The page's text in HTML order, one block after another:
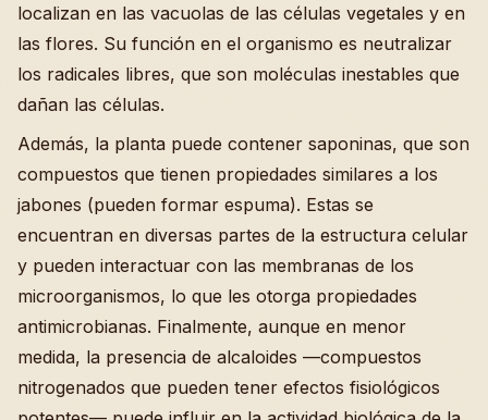
localizan en las vacuolas de las células vegetales y en
las flores. Su función en el organismo es neutralizar
los radicales libres, que son moléculas inestables que
dañan las células.
Además, la planta puede contener saponinas, que son
compuestos que tienen propiedades similares a los
jabones (pueden formar espuma). Estas se
encuentran en diversas partes de la estructura celular
y pueden interactuar con las membranas de los
microorganismos, lo que les otorga propiedades
antimicrobianas. Finalmente, aunque en menor
medida, la presencia de alcaloides —compuestos
nitrogenados que pueden tener efectos fisiológicos